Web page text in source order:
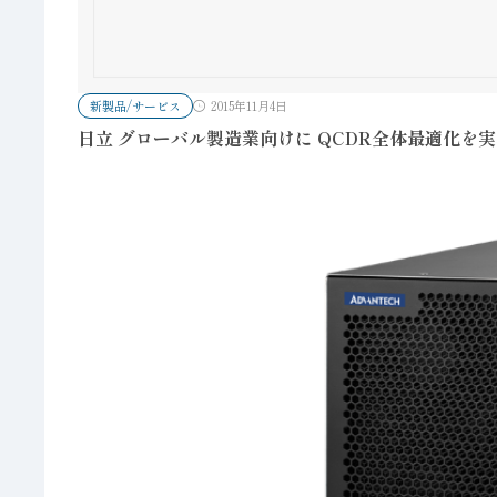
新製品/サービス 2015年11月4日
日立 グローバル製造業向けに QCDR全体最適化を